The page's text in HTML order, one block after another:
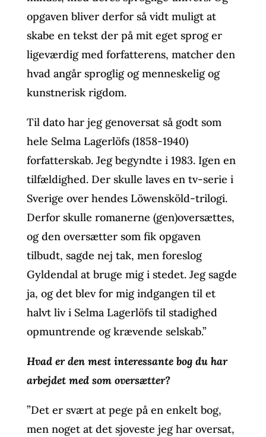
opgaven bliver derfor så vidt muligt at
skabe en tekst der på mit eget sprog er
ligeværdig med forfatterens, matcher den
hvad angår sproglig og menneskelig og
kunstnerisk rigdom.
Til dato har jeg genoversat så godt som
hele Selma Lagerlöfs (1858-1940)
forfatterskab. Jeg begyndte i 1983. Igen en
tilfældighed. Der skulle laves en tv-serie i
Sverige over hendes Löwensköld-trilogi.
Derfor skulle romanerne (gen)oversættes,
og den oversætter som fik opgaven
tilbudt, sagde nej tak, men foreslog
Gyldendal at bruge mig i stedet. Jeg sagde
ja, og det blev for mig indgangen til et
halvt liv i Selma Lagerlöfs til stadighed
opmuntrende og krævende selskab.”
Hvad er den mest interessante bog du har
arbejdet med som oversætter?
”Det er svært at pege på en enkelt bog,
men noget at det sjoveste jeg har oversat,